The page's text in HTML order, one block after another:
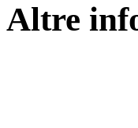
Altre